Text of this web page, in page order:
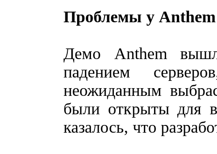
Проблемы у Anthem
Демо Anthem
падением
неожиданным
были открыты для
казалось, что